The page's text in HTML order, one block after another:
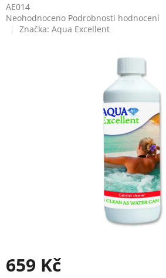
AE014
Průměrné
hodnocení
Neohodnoceno Podrobnosti hodnocení
Značka: Aqua Excellent
659 Kč